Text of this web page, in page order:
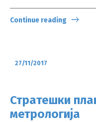
Continue reading
27/11/2017
Стратешки
метрологија